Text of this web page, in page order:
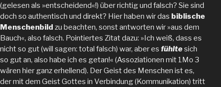
(gelesen als »entscheidend«!) über richtig und falsch? Sie sind
doch so authentisch und direkt? Hier haben wir das biblische
Menschenbild zu beachten, sonst antworten wir »aus dem
Bauch«, also falsch. Pointiertes Zitat dazu: »Ich weiß, dass es
nicht so gut (will sagen: total falsch) war, aber es fühltesich
so gut an, also habe ich es getan!« (Assoziationen mit 1Mo 3
wären hier ganz erhellend). Der Geist des Menschen ist es,
der mit dem Geist Gottes in Verbindung (Kommunikation) tritt